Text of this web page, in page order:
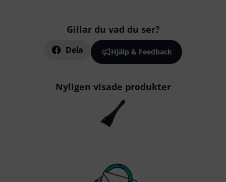
Gillar du vad du ser?
Dela Hjälp & Feedback
Nyligen visade produkter